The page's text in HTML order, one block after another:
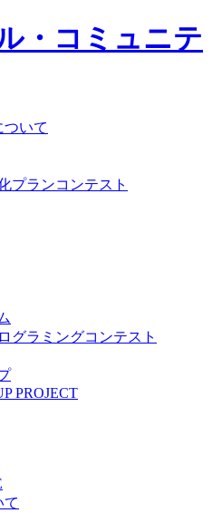
ついて
プランコンテスト
グラミングコンテスト
PROJECT
て